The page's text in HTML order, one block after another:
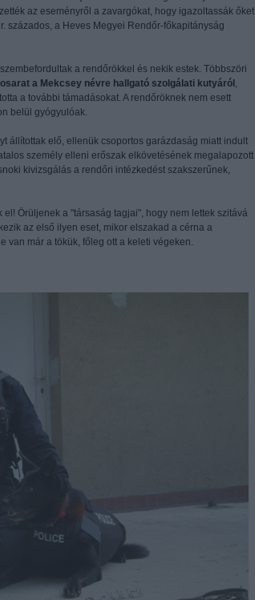
az eseményről a zavargókat, hogy igazoltassák őket
százados, a Heves Megyei Rendőr-főkapitányság
a rendőrökkel és nekik estek. Többszöri
a Mekcsey névre hallgató szolgálati kutyáról ,
a további támadásokat. A rendőröknek nem esett
belül gyógyulóak.
állítottak elő, ellenük csoportos garázdaság miatt indult
személy elleni erőszak elkövetésének megalapozott
kivizsgálás a rendőri intézkedést szakszerűnek,
Örüljenek a "társaság tagjai", hogy nem lettek szitává
az első ilyen eset, mikor elszakad a cérna a
van már a tökük, főleg ott a keleti végeken.